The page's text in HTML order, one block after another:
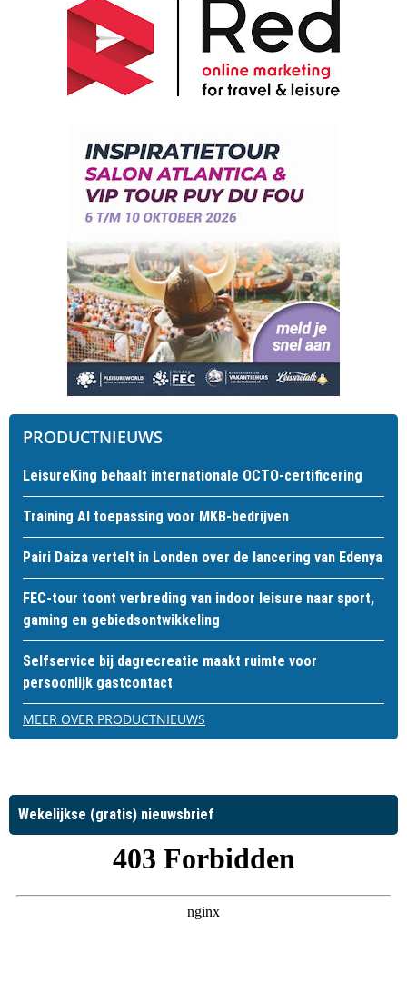
PRODUCTNIEUWS
LeisureKing behaalt internationale OCTO-certificering
Training AI toepassing voor MKB-bedrijven
Pairi Daiza vertelt in Londen over de lancering van Edenya
FEC-tour toont verbreding van indoor leisure naar sport,
gaming en gebiedsontwikkeling
Selfservice bij dagrecreatie maakt ruimte voor
persoonlijk gastcontact
MEER OVER PRODUCTNIEUWS
Wekelijkse (gratis) nieuwsbrief